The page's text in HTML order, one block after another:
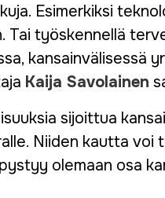
Esimerkiksi
Tai työskennellä
kansainvälisessä
Kaija Savolainen
sijoittua
Niiden kautta voi
olemaan osa